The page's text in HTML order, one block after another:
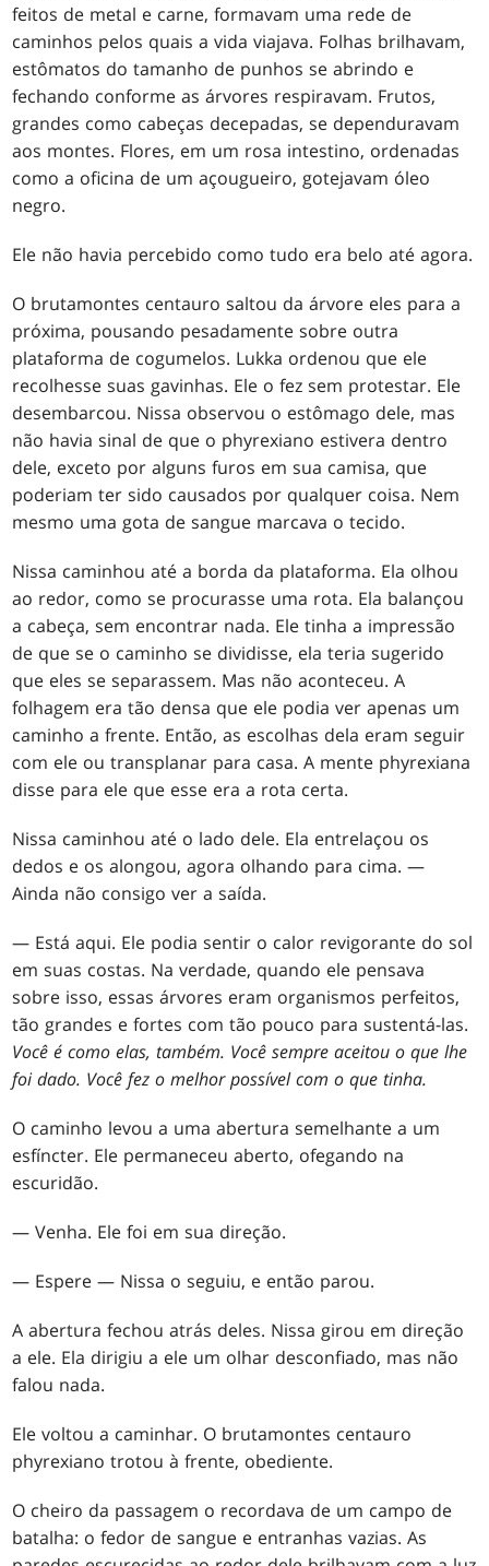
feitos de metal e carne, formavam uma rede de
caminhos pelos quais a vida viajava. Folhas brilhavam,
estômatos do tamanho de punhos se abrindo e
fechando conforme as árvores respiravam. Frutos,
grandes como cabeças decepadas, se dependuravam
aos montes. Flores, em um rosa intestino, ordenadas
como a oficina de um açougueiro, gotejavam óleo
negro.
Ele não havia percebido como tudo era belo até agora.
O brutamontes centauro saltou da árvore eles para a
próxima, pousando pesadamente sobre outra
plataforma de cogumelos. Lukka ordenou que ele
recolhesse suas gavinhas. Ele o fez sem protestar. Ele
desembarcou. Nissa observou o estômago dele, mas
não havia sinal de que o phyrexiano estivera dentro
dele, exceto por alguns furos em sua camisa, que
poderiam ter sido causados por qualquer coisa. Nem
mesmo uma gota de sangue marcava o tecido.
Nissa caminhou até a borda da plataforma. Ela olhou
ao redor, como se procurasse uma rota. Ela balançou
a cabeça, sem encontrar nada. Ele tinha a impressão
de que se o caminho se dividisse, ela teria sugerido
que eles se separassem. Mas não aconteceu. A
folhagem era tão densa que ele podia ver apenas um
caminho a frente. Então, as escolhas dela eram seguir
com ele ou transplanar para casa. A mente phyrexiana
disse para ele que esse era a rota certa.
Nissa caminhou até o lado dele. Ela entrelaçou os
dedos e os alongou, agora olhando para cima. —
Ainda não consigo ver a saída.
— Está aqui. Ele podia sentir o calor revigorante do sol
em suas costas. Na verdade, quando ele pensava
sobre isso, essas árvores eram organismos perfeitos,
tão grandes e fortes com tão pouco para sustentá-las.
Você é como elas, também. Você sempre aceitou o que lhe
foi dado. Você fez o melhor possível com o que tinha.
O caminho levou a uma abertura semelhante a um
esfíncter. Ele permaneceu aberto, ofegando na
escuridão.
— Venha. Ele foi em sua direção.
— Espere — Nissa o seguiu, e então parou.
A abertura fechou atrás deles. Nissa girou em direção
a ele. Ela dirigiu a ele um olhar desconfiado, mas não
falou nada.
Ele voltou a caminhar. O brutamontes centauro
phyrexiano trotou à frente, obediente.
O cheiro da passagem o recordava de um campo de
batalha: o fedor de sangue e entranhas vazias. As